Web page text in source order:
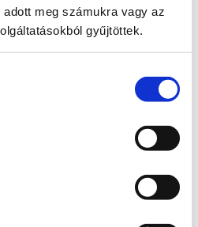
meg számukra vagy az
gyűjtöttek.